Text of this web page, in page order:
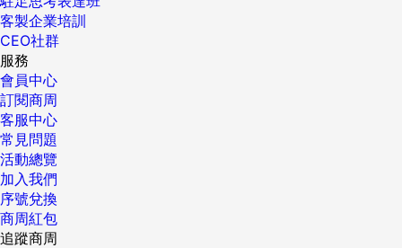
客製企業培訓
CEO社群
服務
會員中心
訂閱商周
客服中心
常見問題
活動總覽
加入我們
序號兌換
商周紅包
追蹤商周